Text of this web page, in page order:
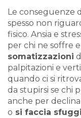
Le conseguenze
spesso non
fisico. Ansia e
per chi ne soffre
somatizzazioni
palpitazioni e
quando ci si
da stupirsi se chi
anche per
o si faccia